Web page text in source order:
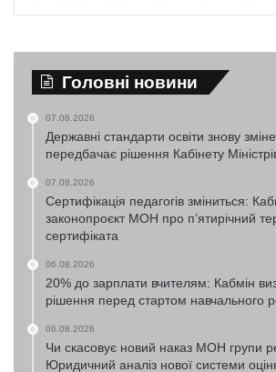
Головні новини
07.08.2026
Державні стандарти освіти знову
передбачає рішення Кабінету
07.08.2026
Сертифікація педагогів зміниться:
законопроєкт МОН про п’ятирічний
сертифіката
06.08.2026
20% до зарплати вчителям: Кабмін
рішення перед стартом навчального
06.08.2026
Чи скасовує новий наказ МОН групи
Юридичний аналіз нової системи